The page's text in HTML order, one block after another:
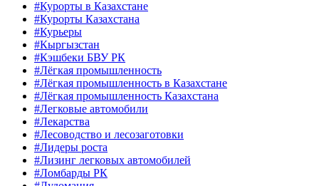
#Курорты в Казахстане
#Курорты Казахстана
#Курьеры
#Кыргызстан
#Кэшбеки БВУ РК
#Лёгкая промышленность
#Лёгкая промышленность в Казахстане
#Лёгкая промышленность Казахстана
#Легковые автомобили
#Лекарства
#Лесоводство и лесозаготовки
#Лидеры роста
#Лизинг легковых автомобилей
#Ломбарды РК